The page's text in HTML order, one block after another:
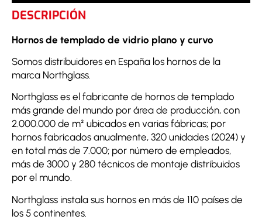
DESCRIPCIÓN
Hornos de templado de vidrio plano y curvo
Somos distribuidores en España los hornos de la
marca Northglass.
Northglass es el fabricante de hornos de templado
más grande del mundo por área de producción, con
2.000.000 de m² ubicados en varias fábricas; por
hornos fabricados anualmente, 320 unidades (2024) y
en total más de 7.000; por número de empleados,
más de 3000 y 280 técnicos de montaje distribuidos
por el mundo.
Northglass instala sus hornos en más de 110 países de
los 5 continentes.